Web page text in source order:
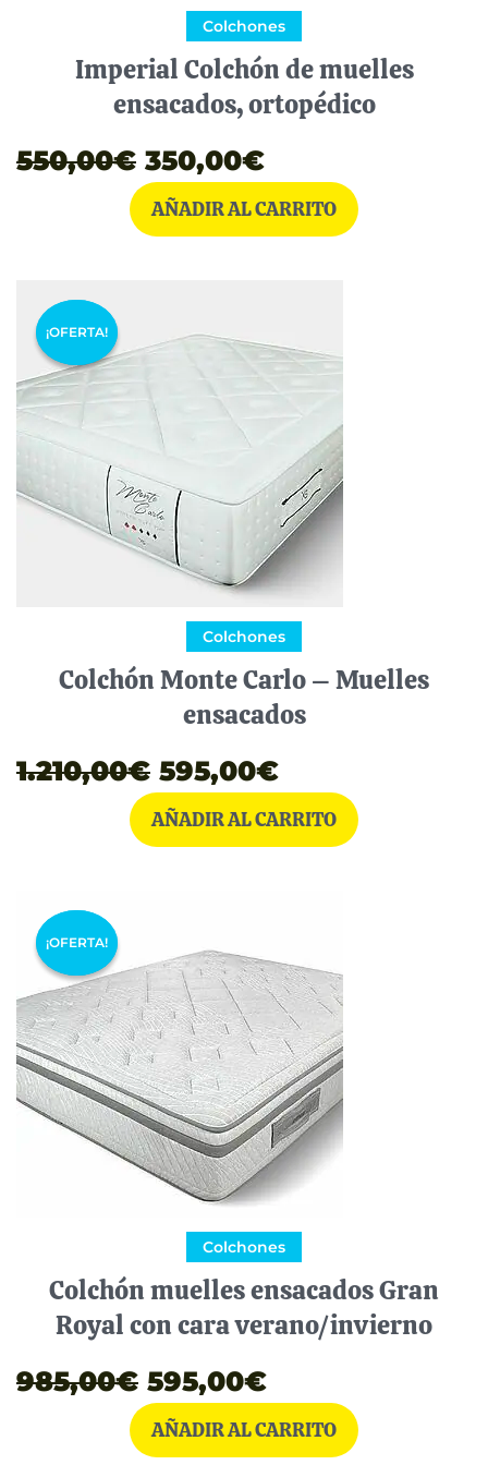
Colchones
Imperial Colchón de muelles
ensacados, ortopédico
550,00€ 350,00€
AÑADIR AL CARRITO
¡OFERTA!
¡OFERTA!
Colchones
Colchón Monte Carlo – Muelles
ensacados
1.210,00€
precio
original
era:
1.210,00€.
595,00€
precio
595,00€.
AÑADIR AL CARRITO
¡OFERTA!
¡OFERTA!
Colchones
Colchón muelles ensacados Gran
Royal con cara verano/invierno
985,00€
precio
original
era:
985,00€.
595,00€
precio
actual
es:
595,00€.
AÑADIR AL CARRITO